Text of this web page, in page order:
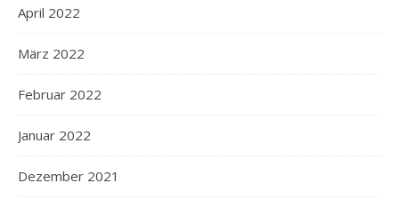
April 2022
März 2022
Februar 2022
Januar 2022
Dezember 2021